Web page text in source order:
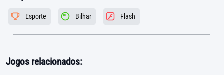
Esporte Bilhar Flash
Jogos relacionados: